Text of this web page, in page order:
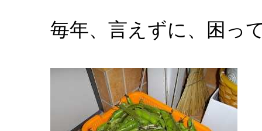
毎年、言えずに、困っ